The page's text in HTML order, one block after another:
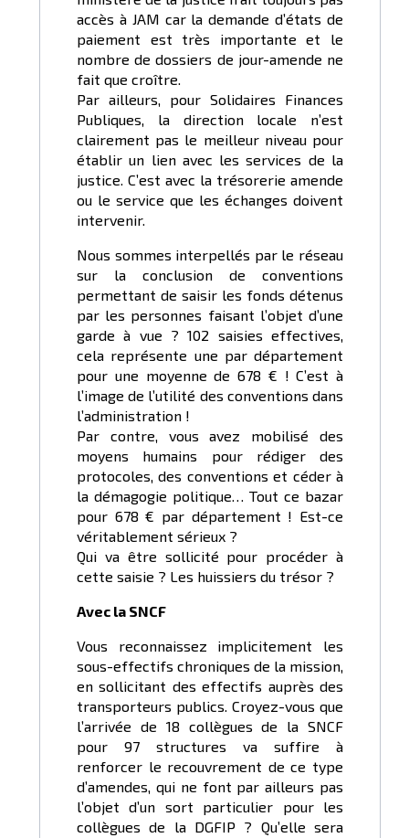
accès à JAM car la demande d’états de
paiement est très importante et le
nombre de dossiers de jour-amende ne
fait que croître.
Par ailleurs, pour Solidaires Finances
Publiques, la direction locale n’est
clairement pas le meilleur niveau pour
établir un lien avec les services de la
justice. C’est avec la trésorerie amende
ou le service que les échanges doivent
intervenir.
Nous sommes interpellés par le réseau
sur la conclusion de conventions
permettant de saisir les fonds détenus
par les personnes faisant l’objet d’une
garde à vue ? 102 saisies effectives,
cela représente une par département
pour une moyenne de 678 € ! C’est à
l’image de l’utilité des conventions dans
l’administration !
Par contre, vous avez mobilisé des
moyens humains pour rédiger des
protocoles, des conventions et céder à
la démagogie politique… Tout ce bazar
pour 678 € par département ! Est-ce
véritablement sérieux ?
Qui va être sollicité pour procéder à
cette saisie ? Les huissiers du trésor ?
Avec la SNCF
Vous reconnaissez implicitement les
sous-effectifs chroniques de la mission,
en sollicitant des effectifs auprès des
transporteurs publics. Croyez-vous que
l’arrivée de 18 collègues de la SNCF
pour 97 structures va suffire à
renforcer le recouvrement de ce type
d’amendes, qui ne font par ailleurs pas
l’objet d’un sort particulier pour les
collègues de la DGFIP ? Qu’elle sera